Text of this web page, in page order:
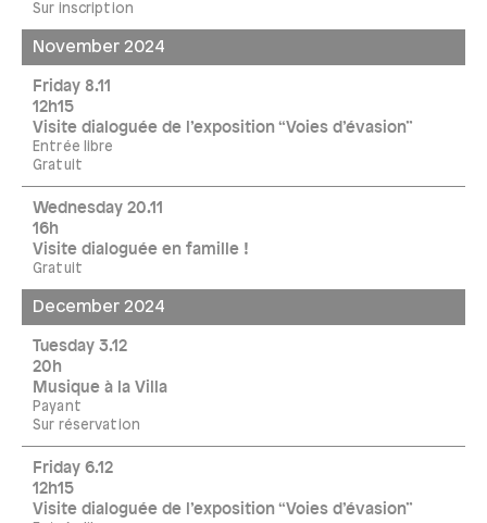
Sur inscription
November 2024
Friday 8.11
12h15
Visite dialoguée de l’exposition “Voies d’évasion”
Entrée libre
Gratuit
Wednesday 20.11
16h
Visite dialoguée en famille !
Gratuit
December 2024
Tuesday 3.12
20h
Musique à la Villa
Payant
Sur réservation
Friday 6.12
12h15
Visite dialoguée de l’exposition “Voies d’évasion”